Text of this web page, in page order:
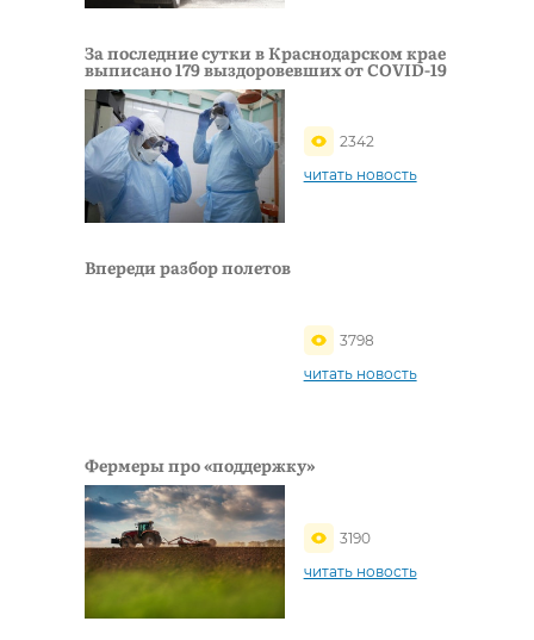
За последние сутки в Краснодарском крае
выписано 179 выздоровевших от COVID-19
2342
читать новость
Впереди разбор полетов
3798
читать новость
Фермеры про «поддержку»
3190
читать новость